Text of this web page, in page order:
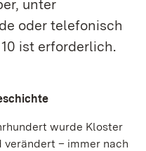
unter
oder telefonisch
ist erforderlich.
wurde Kloster
– immer nach